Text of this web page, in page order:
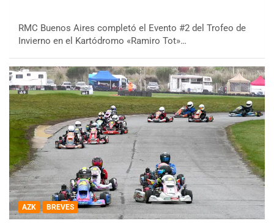
RMC Buenos Aires completó el Evento #2 del Trofeo de
Invierno en el Kartódromo «Ramiro Tot»…
AZK BREVES